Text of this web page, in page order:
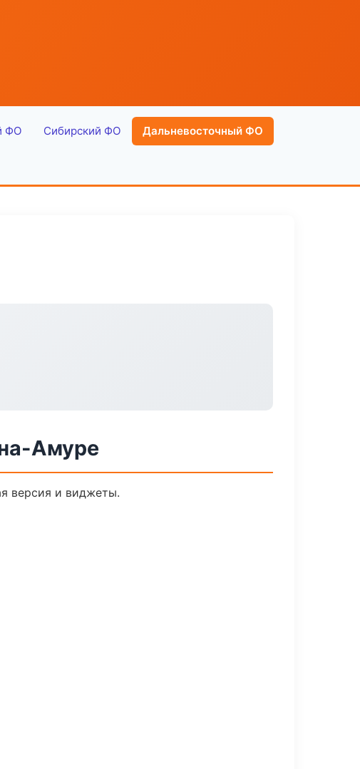
ФО Сибирский ФО Дальневосточный ФО
Амуре
версия и виджеты.